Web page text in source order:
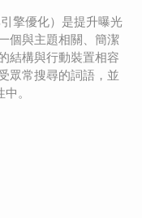
擎優化）是提升曝光
個與主題相關、簡潔
結構與行動裝置相容
眾常搜尋的詞語，並
。